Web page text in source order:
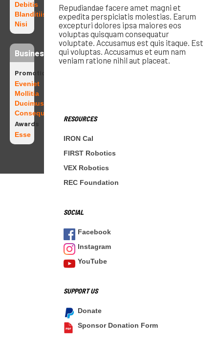
Debitis
Blanditiis
Nisi
Business
Promotions
Eveniet
Mollitia
Ducimus
Consequatur
Awards
Esse
Repudiandae facere amet magni et
expedita perspiciatis molestias. Earum
excepturi dolores ipsa maiores eos
voluptas quisquam consequatur
voluptate. Accusamus est quis itaque. Est
qui voluptas. Accusamus et eum nam
veniam ratione nihil aut placeat.
RESOURCES
IRON Cal
FIRST Robotics
VEX Robotics
REC Foundation
SOCIAL
Facebook
Instagram
YouTube
SUPPORT US
Donate
Sponsor Donation Form